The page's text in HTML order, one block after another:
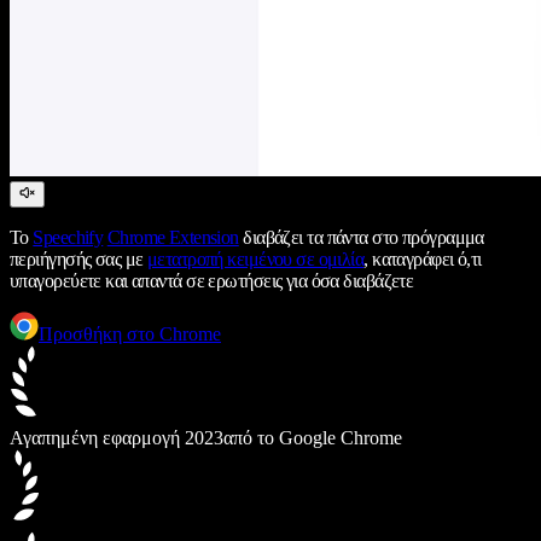
Το Speechify Chrome Extension διαβάζει τα πάντα στο πρόγραμμα
περιήγησής σας με μετατροπή κειμένου σε ομιλία, καταγράφει ό,τι
υπαγορεύετε και απαντά σε ερωτήσεις για όσα διαβάζετε
Προσθήκη στο Chrome
Αγαπημένη εφαρμογή 2023από το Google Chrome